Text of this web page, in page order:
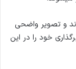
و تصویر واضحی
خود را در این